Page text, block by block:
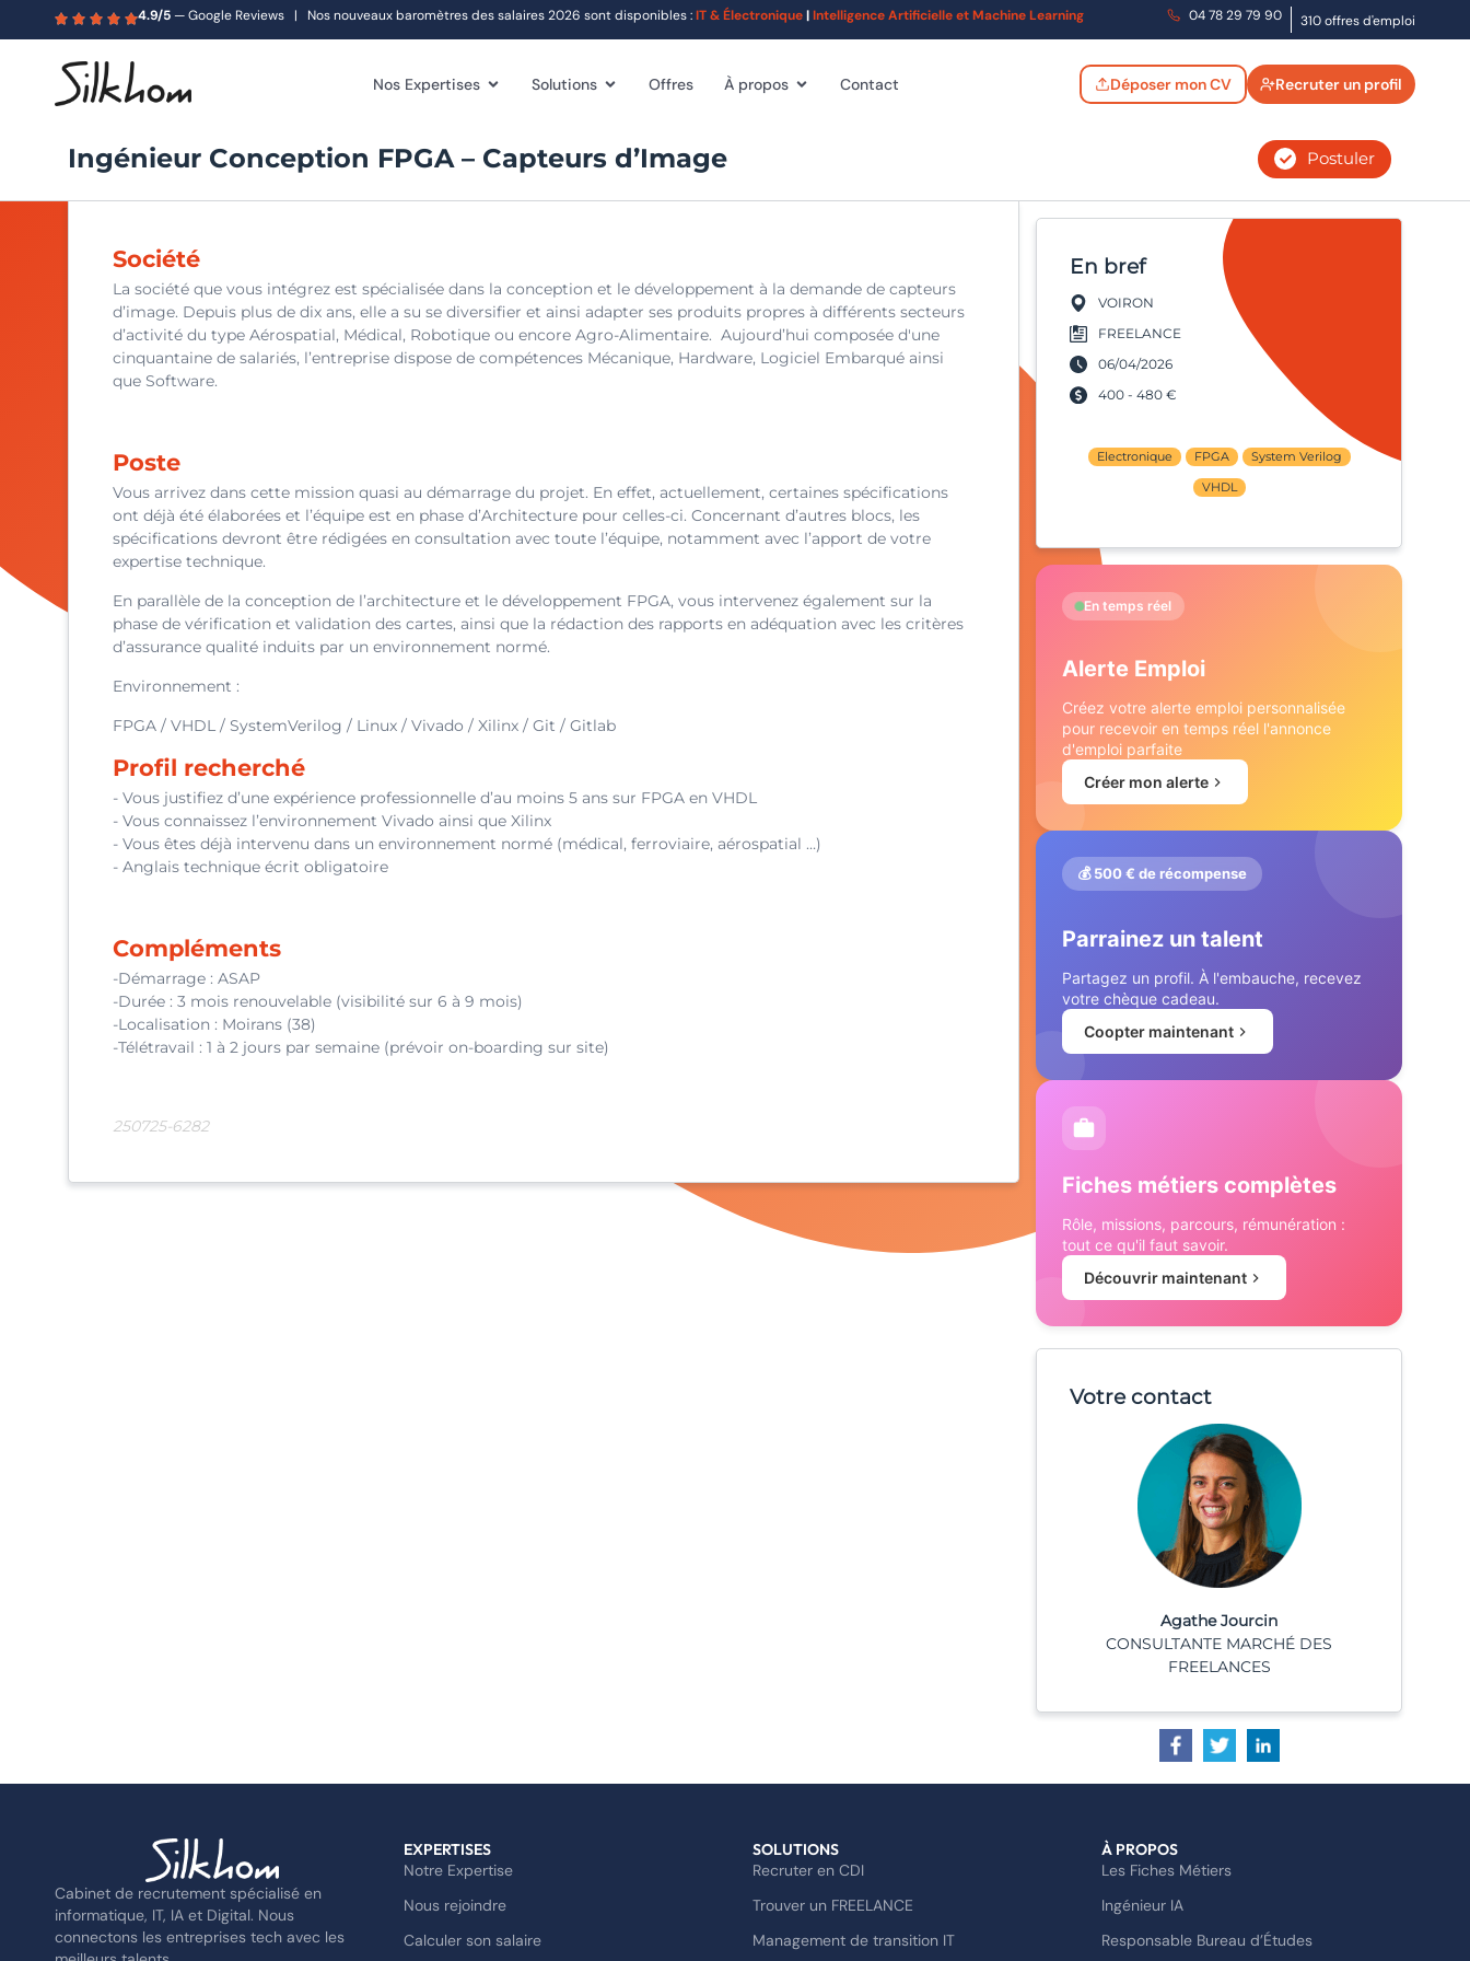
4.9/5— Google Reviews | Nos nouveaux baromètres des salaires 2026 sont disponibles :IT & Électronique|Intelligence Artificielle et Machine Learning 04 78 29 79 90 310 offres d'emploi
Nos Expertises Solutions Offres À propos Contact Déposer mon CV Recruter un profil
Ingénieur Conception FPGA – Capteurs d’Image Postuler
Société
La société que vous intégrez est spécialisée dans la conception et le développement à la demande de capteurs
d’image. Depuis plus de dix ans, elle a su se diversifier et ainsi adapter ses produits propres à différents secteurs
d’activité du type Aérospatial, Médical, Robotique ou encore Agro-Alimentaire. Aujourd’hui composée d'une
cinquantaine de salariés, l’entreprise dispose de compétences Mécanique, Hardware, Logiciel Embarqué ainsi
que Software.
Poste
Vous arrivez dans cette mission quasi au démarrage du projet. En effet, actuellement, certaines spécifications
ont déjà été élaborées et l’équipe est en phase d’Architecture pour celles-ci. Concernant d’autres blocs, les
spécifications devront être rédigées en consultation avec toute l’équipe, notamment avec l’apport de votre
expertise technique.
En parallèle de la conception de l’architecture et le développement FPGA, vous intervenez également sur la
phase de vérification et validation des cartes, ainsi que la rédaction des rapports en adéquation avec les critères
d’assurance qualité induits par un environnement normé.
Environnement :
FPGA / VHDL / SystemVerilog / Linux / Vivado / Xilinx / Git / Gitlab
Profil recherché
- Vous justifiez d’une expérience professionnelle d’au moins 5 ans sur FPGA en VHDL
- Vous connaissez l’environnement Vivado ainsi que Xilinx
- Vous êtes déjà intervenu dans un environnement normé (médical, ferroviaire, aérospatial …)
- Anglais technique écrit obligatoire
Compléments
-Démarrage : ASAP
-Durée : 3 mois renouvelable (visibilité sur 6 à 9 mois)
-Localisation : Moirans (38)
-Télétravail : 1 à 2 jours par semaine (prévoir on-boarding sur site)
250725-6282
En bref
VOIRON
FREELANCE
06/04/2026
400 - 480 €
Electronique FPGA
System Verilog
VHDL
En temps réel
Alerte Emploi
Créez votre alerte emploi personnalisée
pour recevoir en temps réel l'annonce
d'emploi parfaite
Créer mon alerte
💰 500 € de récompense
Parrainez un talent
Partagez un profil. À l'embauche, recevez
votre chèque cadeau.
Coopter maintenant
Fiches métiers complètes
Rôle, missions, parcours, rémunération :
tout ce qu'il faut savoir.
Découvrir maintenant
Votre contact
Agathe Jourcin
CONSULTANTE MARCHÉ DES
FREELANCES
Cabinet de recrutement spécialisé en
informatique, IT, IA et Digital. Nous
connectons les entreprises tech avec les
EXPERTISES
Notre Expertise
Nous rejoindre
Calculer son salaire
SOLUTIONS
Recruter en CDI
Trouver un FREELANCE
Management de transition IT
À PROPOS
Les Fiches Métiers
Ingénieur IA
Responsable Bureau d’Études